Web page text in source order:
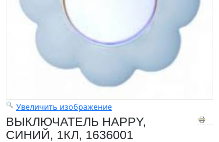
Увеличить изображение
ВЫКЛЮЧАТЕЛЬ HAPPY,
СИНИЙ, 1КЛ, 1636001